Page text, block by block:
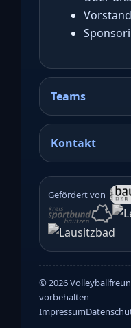
Vorstand
Teams
Kontakt
Gefördert von
©2026
vorbehalten
Impressum